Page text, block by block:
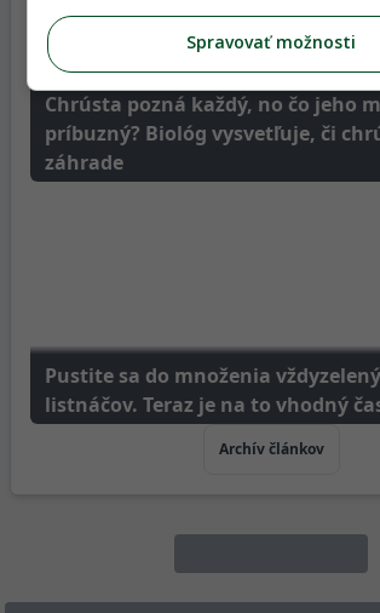
Chrústa pozná každý, no čo jeho
príbuzný? Biológ vysvetľuje, či
záhrade
Pustite sa do množenia
listnáčov. Teraz je na to vhodný
Archív článkov
Spravovať možnosti